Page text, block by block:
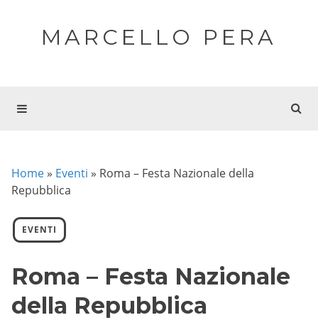
MARCELLO PERA
Home » Eventi » Roma – Festa Nazionale della
Repubblica
EVENTI
Roma – Festa Nazionale
della Repubblica